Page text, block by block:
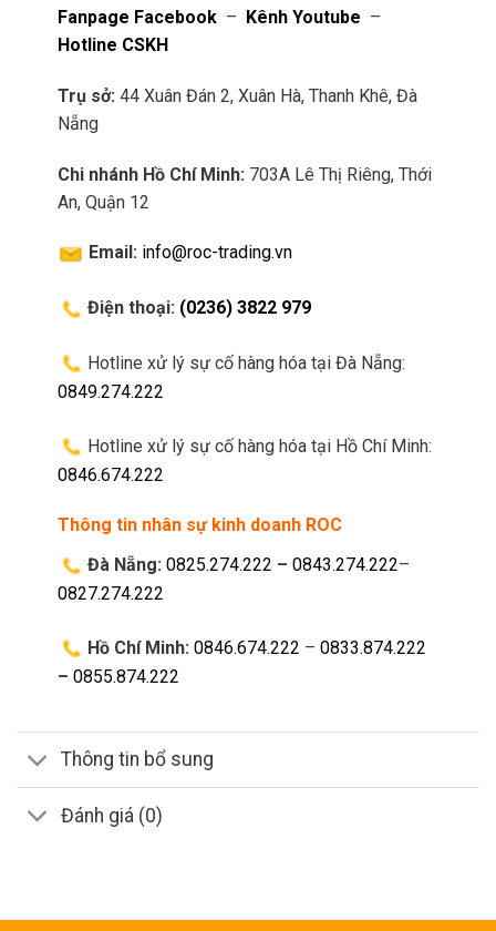
Fanpage Facebook– Kênh Youtube –
Hotline CSKH
Trụ sở: 44 Xuân Đán 2, Xuân Hà, Thanh Khê, Đà
Nẵng
Chi nhánh Hồ Chí Minh: 703A Lê Thị Riêng, Thới
An, Quận 12
Email: info@roc-trading.vn
Điện thoại: (0236) 3822 979
Hotline xử lý sự cố hàng hóa tại Đà Nẵng:
0849.274.222
Hotline xử lý sự cố hàng hóa tại Hồ Chí Minh:
0846.674.222
Thông tin nhân sự kinh doanh ROC
Đà Nẵng: 0825.274.222 – 0843.274.222–
0827.274.222
Hồ Chí Minh: 0846.674.222 – 0833.874.222
– 0855.874.222
Thông tin bổ sung
Đánh giá (0)